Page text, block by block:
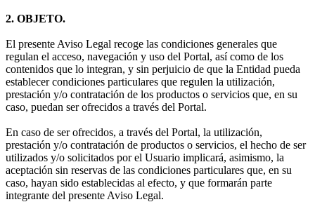
2. OBJETO.
El presente Aviso Legal recoge las condiciones generales que
regulan el acceso, navegación y uso del Portal, así como de los
contenidos que lo integran, y sin perjuicio de que la Entidad pueda
establecer condiciones particulares que regulen la utilización,
prestación y/o contratación de los productos o servicios que, en su
caso, puedan ser ofrecidos a través del Portal.
En caso de ser ofrecidos, a través del Portal, la utilización,
prestación y/o contratación de productos o servicios, el hecho de ser
utilizados y/o solicitados por el Usuario implicará, asimismo, la
aceptación sin reservas de las condiciones particulares que, en su
caso, hayan sido establecidas al efecto, y que formarán parte
integrante del presente Aviso Legal.